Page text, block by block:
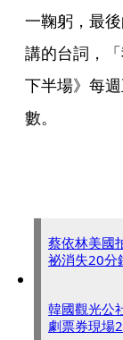
一鞠躬，最
講的台詞，
下半場》每
數。
蔡依林美國
祕消失20分
韓國觀光公
劇票券現場